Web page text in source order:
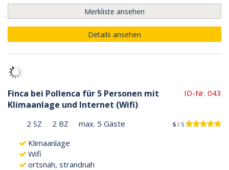
Merkliste ansehen
Details ansehen
Finca bei Pollenca für 5 Personen mit
Klimaanlage und Internet (Wifi)
ID-Nr. 043
2 SZ 2 BZ max. 5 Gäste 5 / 5
Klimaanlage
Wifi
ortsnah, strandnah